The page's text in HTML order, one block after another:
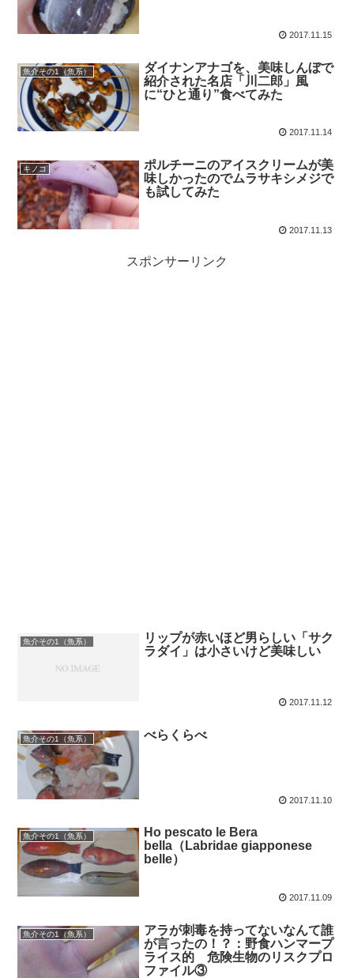
2017.11.15
魚介その1（魚系）
ダイナンアナゴを、美味しんぼで
紹介された名店「川二郎」風
に“ひと通り”食べてみた
2017.11.14
キノコ
ポルチーニのアイスクリームが美
味しかったのでムラサキシメジで
も試してみた
2017.11.13
スポンサーリンク
魚介その1（魚系）
リップが赤いほど男らしい「サク
ラダイ」は小さいけど美味しい
2017.11.12
魚介その1（魚系） べらくらべ
2017.11.10
魚介その1（魚系）
Ho pescato le Bera
bella（Labridae giapponese
belle）
2017.11.09
魚介その1（魚系）
アラが刺毒を持ってないなんて誰
が言ったの！？：野食ハンマープ
ライス的 危険生物のリスクプロ
ファイル③